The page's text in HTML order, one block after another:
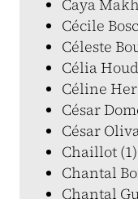
Caya
Cécile
Céleste
Célia
Céline
César
César
Chaillot (1)
Chantal
Chantal